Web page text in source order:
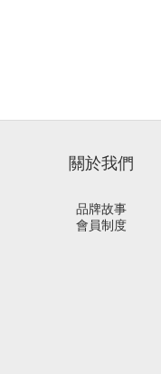
關於我們
品牌故事
會員制度